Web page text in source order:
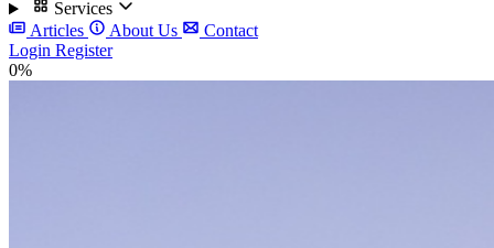
Services
Articles
About Us
Contact
Login Register
0%